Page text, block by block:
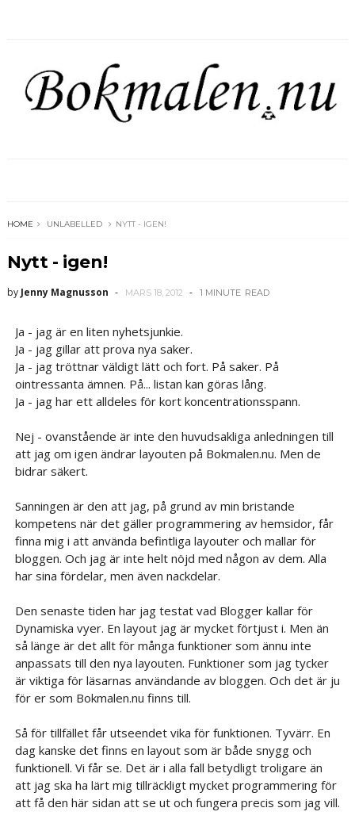
HOME UNLABELLED NYTT - IGEN!
Nytt - igen!
by Jenny Magnusson MARS 18, 2012 1 MINUTE READ
Ja - jag är en liten nyhetsjunkie.
Ja - jag gillar att prova nya saker.
Ja - jag tröttnar väldigt lätt och fort. På saker. På
ointressanta ämnen. På... listan kan göras lång.
Ja - jag har ett alldeles för kort koncentrationsspann.
Nej - ovanstående är inte den huvudsakliga anledningen till
att jag om igen ändrar layouten på Bokmalen.nu. Men de
bidrar säkert.
Sanningen är den att jag, på grund av min bristande
kompetens när det gäller programmering av hemsidor, får
finna mig i att använda befintliga layouter och mallar för
bloggen. Och jag är inte helt nöjd med någon av dem. Alla
har sina fördelar, men även nackdelar.
Den senaste tiden har jag testat vad Blogger kallar för
Dynamiska vyer. En layout jag är mycket förtjust i. Men än
så länge är det allt för många funktioner som ännu inte
anpassats till den nya layouten. Funktioner som jag tycker
är viktiga för läsarnas användande av bloggen. Och det är ju
för er som Bokmalen.nu finns till.
Så för tillfället får utseendet vika för funktionen. Tyvärr. En
dag kanske det finns en layout som är både snygg och
funktionell. Vi får se. Det är i alla fall betydligt troligare än
att jag ska ha lärt mig tillräckligt mycket programmering för
att få den här sidan att se ut och fungera precis som jag vill.